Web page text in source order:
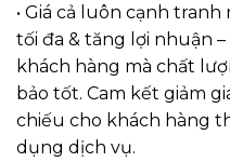
• Giá cả luôn cạnh
tối đa & tăng lợi nhuận
khách hàng mà chất
bảo tốt. Cam kết giảm
chiếu cho khách hàng
dụng dịch vụ.